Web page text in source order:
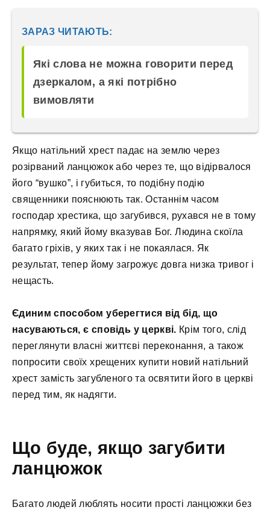
ЗАРАЗ ЧИТАЮТЬ:
Які слова не можна говорити перед
дзеркалом, а які потрібно
вимовляти
Якщо натільний хрест падає на землю через
розірваний ланцюжок або через те, що відірвалося
його “вушко”, і губиться, то подібну подію
священники пояснюють так. Останнім часом
господар хрестика, що загубився, рухався не в тому
напрямку, який йому вказував Бог. Людина скоїла
багато гріхів, у яких так і не покаялася. Як
результат, тепер йому загрожує довга низка тривог і
нещасть.
Єдиним способом уберегтися від бід, що
насуваються, є сповідь у церкві. Крім того, слід
переглянути власні життєві переконання, а також
попросити своїх хрещених купити новий натільний
хрест замість загубленого та освятити його в церкві
перед тим, як надягти.
Що буде, якщо загубити
ланцюжок
Багато людей люблять носити прості ланцюжки без